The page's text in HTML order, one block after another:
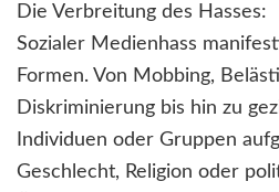
Die Verbreitung des Hasses:
Sozialer Medienhass
Formen. Von Mobbing,
Diskriminierung bis hin zu
Individuen oder Gruppen
Geschlecht, Religion oder